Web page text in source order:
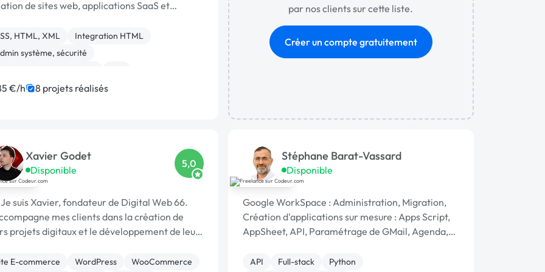
de sites web, applications SaaS et
HTML, XML
Integration HTML
système, sécurité
de données
Front-end
€/h 8 projets réalisés
par nos clients sur cette liste.
Créer un compte gratuitement
Xavier Godet
Disponible
5,0
suis Xavier, fondateur de Digital Web 66.
mes clients dans la création de
projets digitaux et le développement de leur
E-commerce WordPress WooCommerce
Stéphane Barat-Vassard
Disponible
Google WorkSpace : Administration, Migration,
Création d'applications sur mesure : Apps Script,
AppSheet, API, Paramétrage de GMail, Agenda,
API Full-stack Python